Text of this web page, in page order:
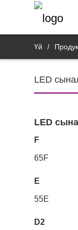
Үй /
LED
LED
F
65F
E
55E
D2